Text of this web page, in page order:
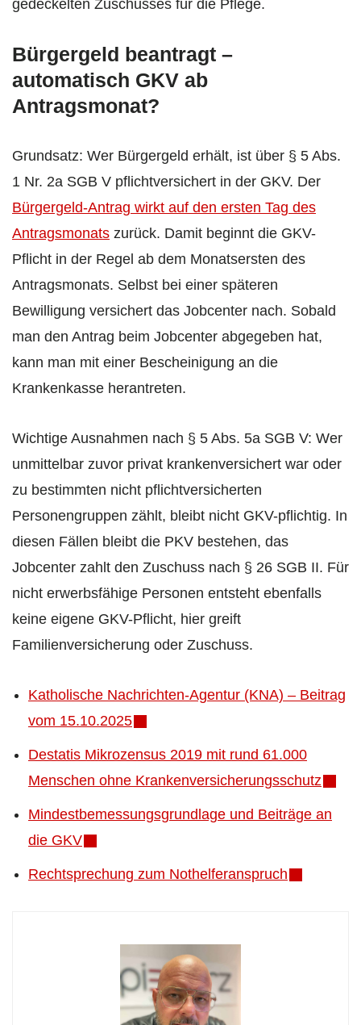
gedeckelten Zuschusses für die Pflege.
Bürgergeld beantragt –
automatisch GKV ab
Antragsmonat?
Grundsatz: Wer Bürgergeld erhält, ist über § 5 Abs.
1 Nr. 2a SGB V pflichtversichert in der GKV. Der
Bürgergeld-Antrag wirkt auf den ersten Tag des
Antragsmonats zurück. Damit beginnt die GKV-
Pflicht in der Regel ab dem Monatsersten des
Antragsmonats. Selbst bei einer späteren
Bewilligung versichert das Jobcenter nach. Sobald
man den Antrag beim Jobcenter abgegeben hat,
kann man mit einer Bescheinigung an die
Krankenkasse herantreten.
Wichtige Ausnahmen nach § 5 Abs. 5a SGB V: Wer
unmittelbar zuvor privat krankenversichert war oder
zu bestimmten nicht pflichtversicherten
Personengruppen zählt, bleibt nicht GKV-pflichtig. In
diesen Fällen bleibt die PKV bestehen, das
Jobcenter zahlt den Zuschuss nach § 26 SGB II. Für
nicht erwerbsfähige Personen entsteht ebenfalls
keine eigene GKV-Pflicht, hier greift
Familienversicherung oder Zuschuss.
Katholische Nachrichten-Agentur (KNA) – Beitrag
vom 15.10.2025
Destatis Mikrozensus 2019 mit rund 61.000
Menschen ohne Krankenversicherungsschutz
Mindestbemessungsgrundlage und Beiträge an
die GKV
Rechtsprechung zum Nothelferanspruch